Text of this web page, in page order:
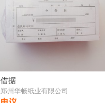
借据
郑州华畅纸业有限公司